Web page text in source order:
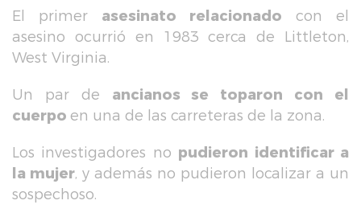
El primer asesinato relacionado con el
asesino ocurrió en 1983 cerca de Littleton,
West Virginia.
Un par de ancianos se toparon con el
cuerpo en una de las carreteras de la zona.
Los investigadores no pudieron identificar a
la mujer, y además no pudieron localizar a un
sospechoso.